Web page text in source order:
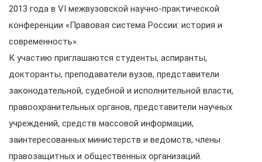
2013 года в VI межвузовской научно-практической
конференции «Правовая система России: история и
современность».
К участию приглашаются студенты, аспиранты,
докторанты, преподаватели вузов, представители
законодательной, судебной и исполнительной власти,
правоохранительных органов, представители научных
учреждений, средств массовой информации,
заинтересованных министерств и ведомств, члены
правозащитных и общественных организаций.